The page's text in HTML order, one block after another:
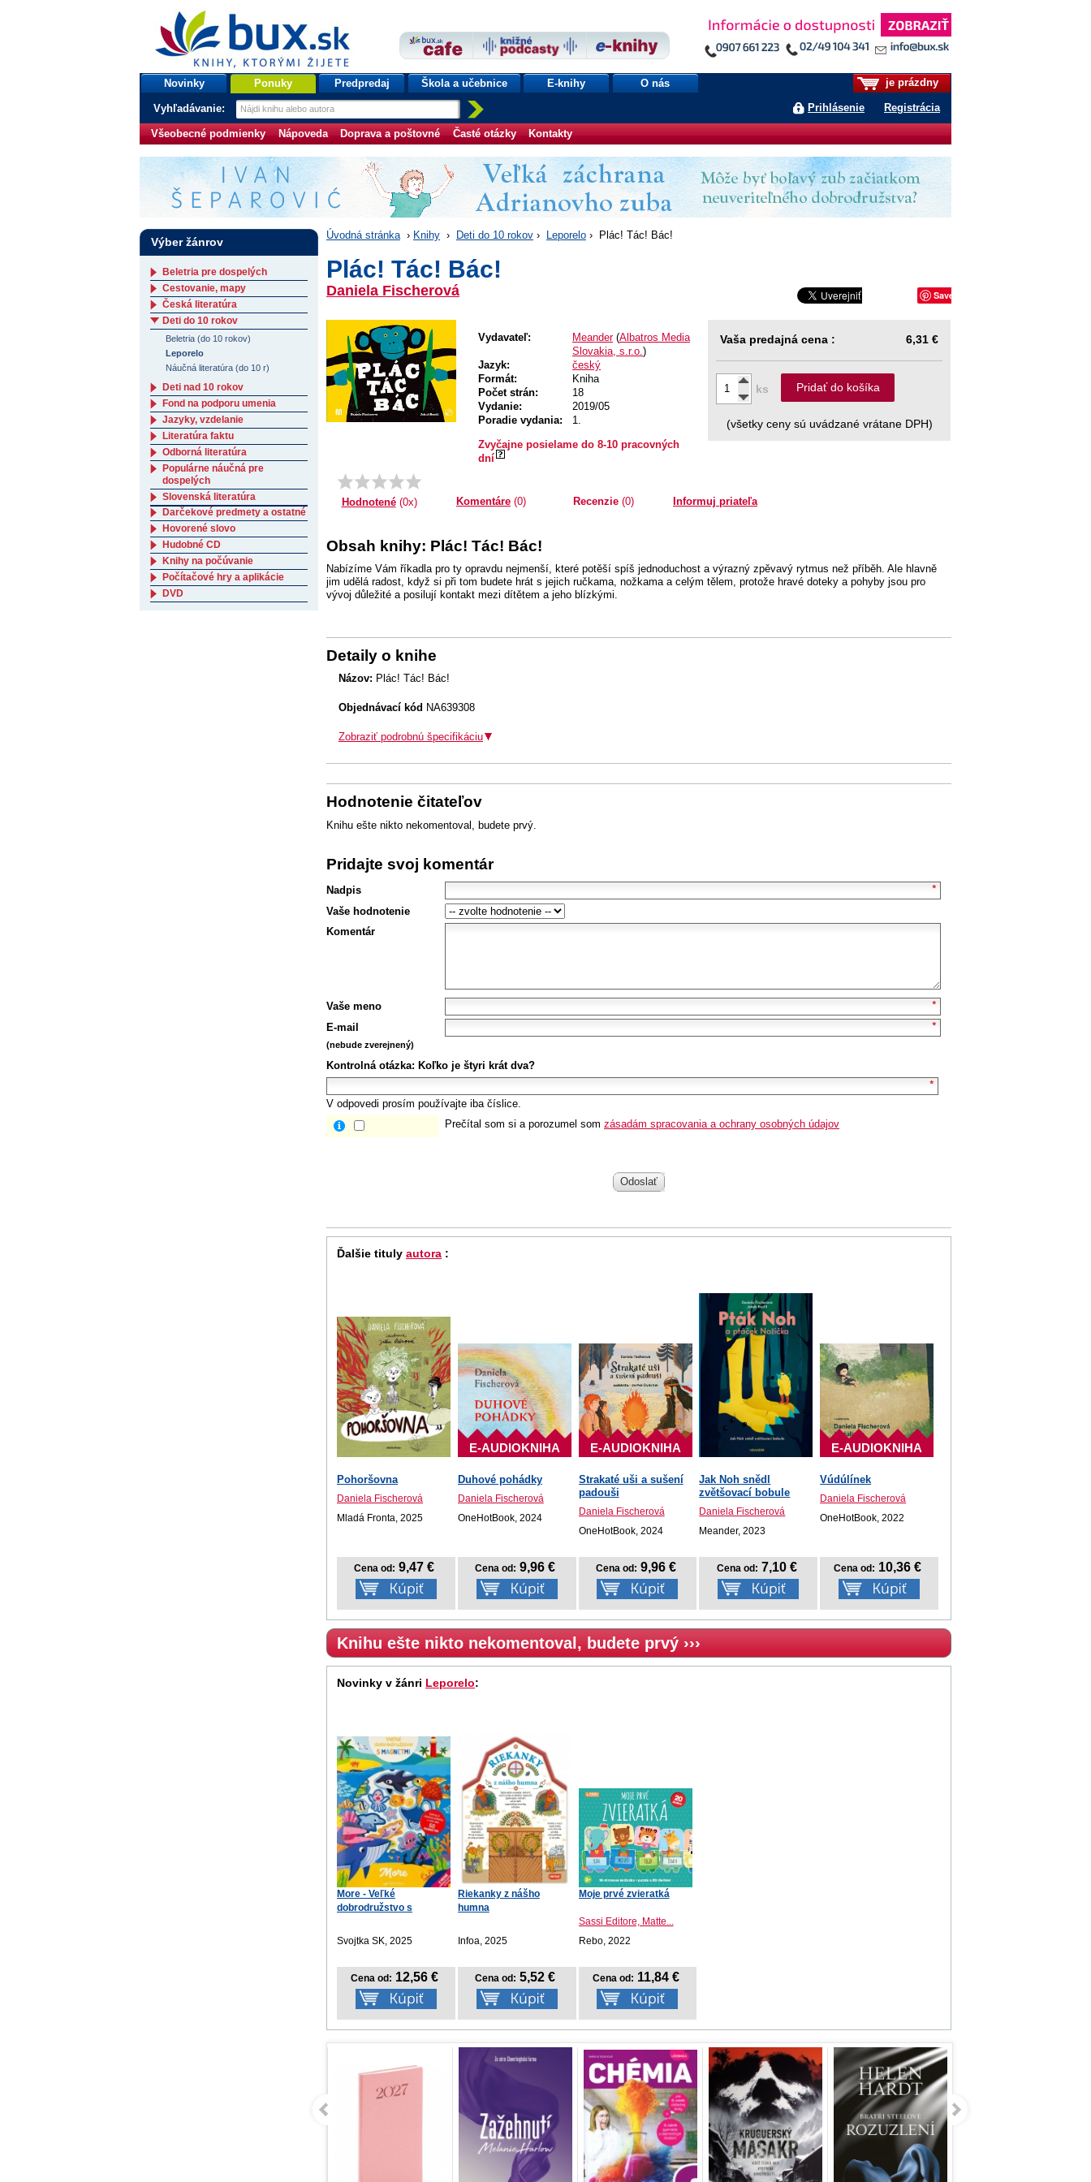
bux.sk
knihy, ktorými žijete
Úvodná stránka
je prázdny
Prihlásenie Registrácia
Novinky Ponuky Predpredaj Škola a učebnice E-knihy O nás
Vyhľadávanie:
Všeobecné podmienky Nápoveda Doprava a poštovné Časté otázky Kontakty
Úvodná stránka › Knihy › Deti do 10 rokov › Leporelo › Plác! Tác! Bác!
Plác! Tác! Bác!
Daniela Fischerová Save
Vydavateľ: Meander(Albatros Media
Slovakia, s.r.o.)
Jazyk:
český
Formát:
Kniha
Počet strán:
18
Vydanie:
2019/05
Poradie vydania:
1.
Zvyčajne posielame do 8-10 pracovných
dní
Vaša predajná cena : 6,31 €
ks Pridať do košíka
(všetky ceny sú uvádzané vrátane DPH)
Hodnotené(0x) Komentáre (0) Recenzie(0) Informuj priateľa
Obsah knihy: Plác! Tác! Bác!
Nabízíme Vám říkadla pro ty opravdu nejmenší, které potěší spíš jednoduchost a výrazný zpěvavý rytmus než příběh. Ale hlavně
jim udělá radost, když si při tom budete hrát s jejich ručkama, nožkama a celým tělem, protože hravé doteky a pohyby jsou pro
vývoj důležité a posilují kontakt mezi dítětem a jeho blízkými.
Detaily o knihe
Názov: Plác! Tác! Bác!
Objednávací kód NA639308
Zobraziť podrobnú špecifikáciu
Hodnotenie čitateľov
Knihu ešte nikto nekomentoval, budete prvý.
Pridajte svoj komentár
Nadpis
Vaše hodnotenie
Komentár
Vaše meno
E-mail
(nebude zverejnený)
Kontrolná otázka: Koľko je štyri krát dva?
V odpovedi prosím používajte iba číslice.
Prečítal som si a porozumel som zásadám spracovania a ochrany osobných údajov
Odoslať
Ďalšie tituly autora :
Pohoršovna
Daniela Fischerová
Mladá Fronta, 2025
Cena od: 9,47 €
E-AUDIOKNIHA
Duhové pohádky
Daniela Fischerová
OneHotBook, 2024
Cena od: 9,96 €
E-AUDIOKNIHA
Strakaté uši a sušení
padouši
Daniela Fischerová
OneHotBook, 2024
Cena od: 9,96 €
Jak Noh snědl
zvětšovací bobule
Daniela Fischerová
Meander, 2023
Cena od: 7,10 €
E-AUDIOKNIHA
Vúdúlínek
Daniela Fischerová
OneHotBook, 2022
Cena od: 10,36 €
Knihu ešte nikto nekomentoval, budete prvý ›››
Novinky v žánri Leporelo:
More - Veľké
dobrodružstvo s
Svojtka SK, 2025
Cena od: 12,56 €
Riekanky z nášho
humna
Infoa, 2025
Cena od: 5,52 €
Moje prvé zvieratká
Sassi Editore, Matte...
Rebo, 2022
Cena od: 11,84 €
Výber žánrov
Beletria pre dospelých
Cestovanie, mapy
Česká literatúra
Deti do 10 rokov
Beletria (do 10 rokov)
Leporelo
Náučná literatúra (do 10 r)
Deti nad 10 rokov
Fond na podporu umenia
Jazyky, vzdelanie
Literatúra faktu
Odborná literatúra
Populárne náučná pre
dospelých
Slovenská literatúra
Darčekové predmety a ostatné
Hovorené slovo
Hudobné CD
Knihy na počúvanie
Počítačové hry a aplikácie
DVD